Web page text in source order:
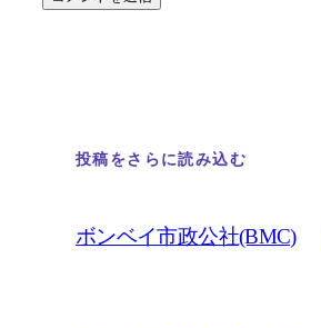
投稿をさらに読み込む
ボンベイ市政公社(BMC)